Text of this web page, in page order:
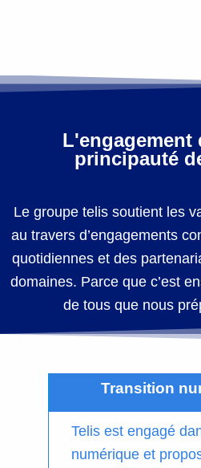
L'engagement
principauté
Le groupe telis soutient les
au travers d’engagements
quotidiennes et des
domaines. Parce que c’est
de tous que nous
Transition
Telis est engagé
numérique et